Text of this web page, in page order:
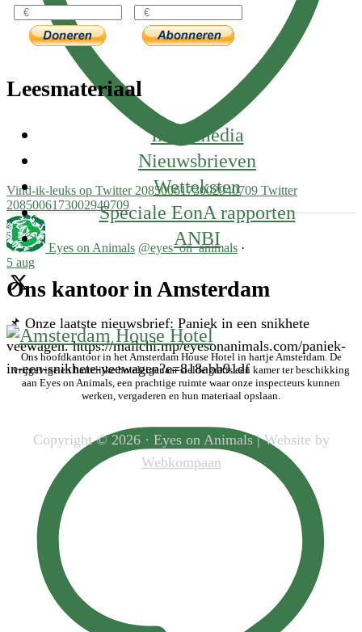
Vind-ik-leuks op Twitter 2085006173002940709 Twitter
2085006173002940709
Eyes on Animals @eyes_on_animals ·
5 aug
📌 Onze laatste nieuwsbrief: Paniek in een snikhete
veewagen. https://mailchi.mp/eyesonanimals.com/paniek-
in-een-snikhete-veewagen?e=818abb91df
Leesmateriaal
In de media
Nieuwsbrieven
Wetteksten
Speciale EonA rapporten
ANBI
Ons kantoor in Amsterdam
Ons hoofdkantoor in het Amsterdam House Hotel in hartje Amsterdam. De
vrijgevige en hartelijke hoteleigenaar stelde gratis een kamer ter beschikking
aan Eyes on Animals, een prachtige ruimte waar onze inspecteurs kunnen
werken, vergaderen en hun materiaal opslaan.
Copyright © 2026 · Eyes on Animals | Website by
Webkompaan